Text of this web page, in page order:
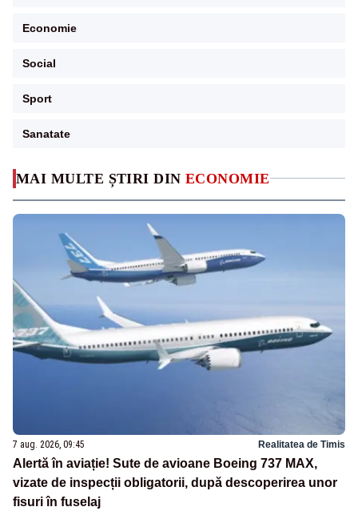
MAI MULTE ȘTIRI DIN ECONOMIE
7 aug. 2026, 09:45 Realitatea de Timis
Alertă în aviație! Sute de avioane Boeing 737 MAX,
vizate de inspecții obligatorii, după descoperirea unor
fisuri în fuselaj
Economie
Social
Sport
Sanatate